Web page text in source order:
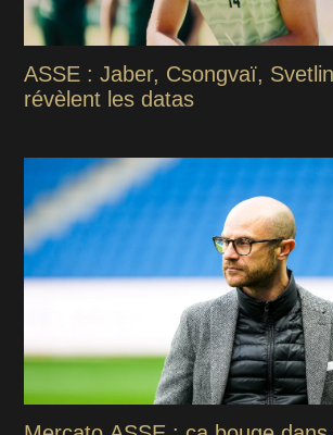
ASSE : Jaber, Csongvaï,
révèlent les datas